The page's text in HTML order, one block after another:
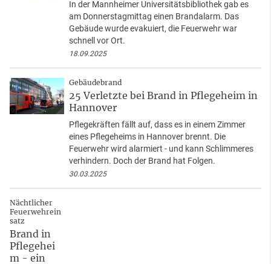
In der Mannheimer Universitätsbibliothek gab es
am Donnerstagmittag einen Brandalarm. Das
Gebäude wurde evakuiert, die Feuerwehr war
schnell vor Ort.
18.09.2025
Gebäudebrand
25 Verletzte bei Brand in Pflegeheim in
Hannover
Pflegekräften fällt auf, dass es in einem Zimmer
eines Pflegeheims in Hannover brennt. Die
Feuerwehr wird alarmiert - und kann Schlimmeres
verhindern. Doch der Brand hat Folgen.
30.03.2025
Nächtlicher
Feuerwehrein
satz
Brand in
Pflegehei
m - ein